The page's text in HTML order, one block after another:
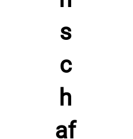
Pflegehinweise –
Patrick, weinrot
Wasche die
bei 30 Grad mit ähnlichen
Waschmittel. Bügle die Jacke
Bleichmittel und Trockner.
Tragekomfort.